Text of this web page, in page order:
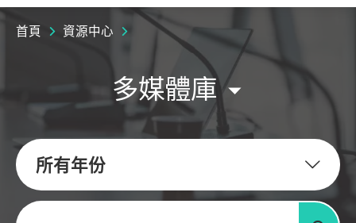
首頁 資源中心
多媒體庫
所有年份
關鍵字